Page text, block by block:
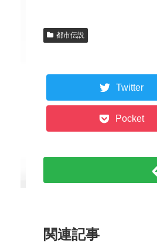
都市伝説
Twitter
Pocket
関連記事